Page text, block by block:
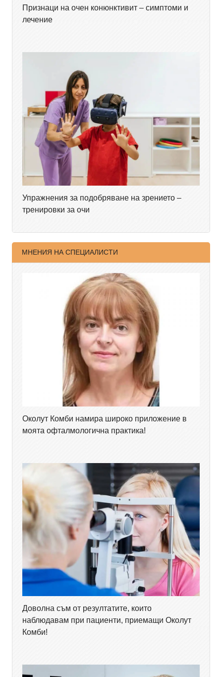
Признаци на очен конюнктивит – симптоми и
лечение
Упражнения за подобряване на зрението –
тренировки за очи
МНЕНИЯ НА СПЕЦИАЛИСТИ
Околут Комби намира широко приложение в
моята офталмологична практика!
Доволна съм от резултатите, които
наблюдавам при пациенти, приемащи Околут
Комби!